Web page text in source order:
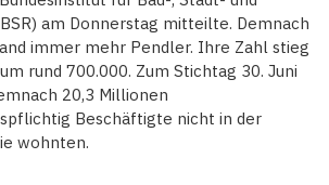
am Donnerstag mitteilte. Demnach
immer mehr Pendler. Ihre Zahl stieg
rund 700.000. Zum Stichtag 30. Juni
20,3 Millionen
Beschäftigte nicht in der
wohnten.